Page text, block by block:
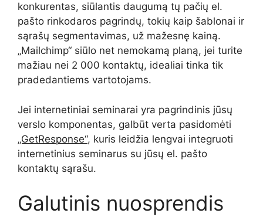
konkurentas, siūlantis daugumą tų pačių el.
pašto rinkodaros pagrindų, tokių kaip šablonai ir
sąrašų segmentavimas, už mažesnę kainą.
„Mailchimp“ siūlo net nemokamą planą, jei turite
mažiau nei 2 000 kontaktų, idealiai tinka tik
pradedantiems vartotojams.
Jei internetiniai seminarai yra pagrindinis jūsų
verslo komponentas, galbūt verta pasidomėti
„GetResponse“, kuris leidžia lengvai integruoti
internetinius seminarus su jūsų el. pašto
kontaktų sąrašu.
Galutinis nuosprendis